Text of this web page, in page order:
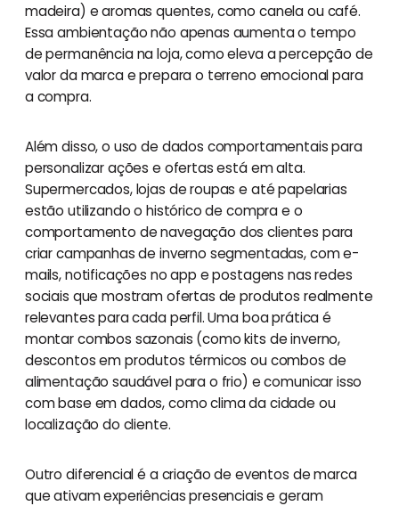
madeira) e aromas quentes, como canela ou café.
Essa ambientação não apenas aumenta o tempo
de permanência na loja, como eleva a percepção de
valor da marca e prepara o terreno emocional para
a compra.
Além disso, o uso de dados comportamentais para
personalizar ações e ofertas está em alta.
Supermercados, lojas de roupas e até papelarias
estão utilizando o histórico de compra e o
comportamento de navegação dos clientes para
criar campanhas de inverno segmentadas, com e-
mails, notificações no app e postagens nas redes
sociais que mostram ofertas de produtos realmente
relevantes para cada perfil. Uma boa prática é
montar combos sazonais (como kits de inverno,
descontos em produtos térmicos ou combos de
alimentação saudável para o frio) e comunicar isso
com base em dados, como clima da cidade ou
localização do cliente.
Outro diferencial é a criação de eventos de marca
que ativam experiências presenciais e geram